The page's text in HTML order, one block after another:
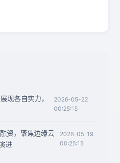
现各自实力，
2026-05-22
00:25:15
资，聚焦边缘云
进
2026-05-19
00:25:15